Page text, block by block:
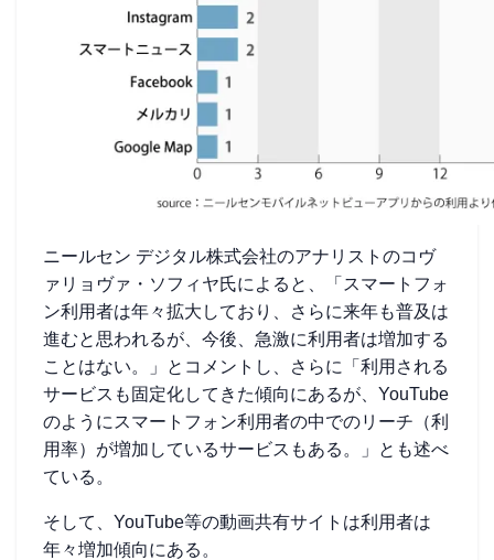
ニールセン デジタル株式会社のアナリストのコヴ
ァリョヴァ・ソフィヤ氏によると、「スマートフォ
ン利用者は年々拡大しており、さらに来年も普及は
進むと思われるが、今後、急激に利用者は増加する
ことはない。」とコメントし、さらに「利用される
サービスも固定化してきた傾向にあるが、YouTube
のようにスマートフォン利用者の中でのリーチ（利
用率）が増加しているサービスもある。」とも述べ
ている。
そして、YouTube等の動画共有サイトは利用者は
年々増加傾向にある。